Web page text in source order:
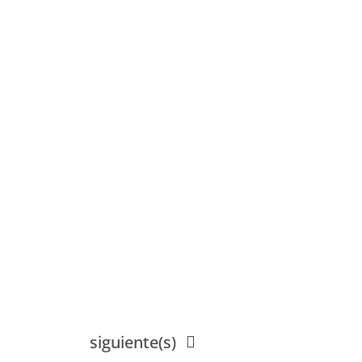
Eventos
siguiente(s)